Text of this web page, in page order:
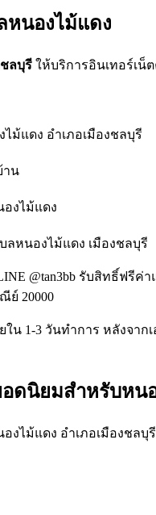
หนองไม้แดง
ลบุรี ให้บริการอินเทอร์เน็
ม้แดง อำเภอเมืองชลบุรี
าน
งไม้แดง
หนองไม้แดง เมืองชลบุรี
@tan3bb รับสิทธิ์ฟรีค่
ย์ 20000
ยใน 1-3 วันทำการ หลังจ
อดนิยมสำหรับหน
งไม้แดง อำเภอเมืองชลบุ